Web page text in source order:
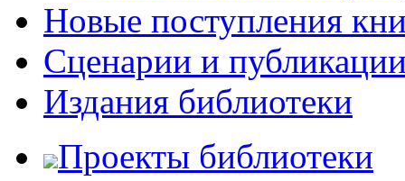
Новые поступления
Сценарии и
Издания библиотеки
Проекты библиотеки